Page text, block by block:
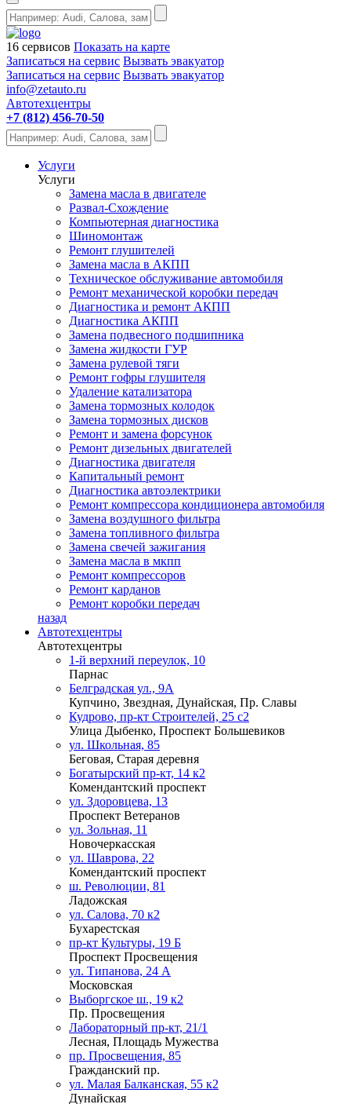
16 сервисов Показать на карте
Записаться на сервис Вызвать эвакуатор
Записаться на сервис Вызвать эвакуатор
info@zetauto.ru
Автотехцентры
+7 (812) 456-70-50
Услуги
Услуги
Замена масла в двигателе
Развал-Схождение
Компьютерная диагностика
Шиномонтаж
Ремонт глушителей
Замена масла в АКПП
Техническое обслуживание автомобиля
Ремонт механической коробки передач
Диагностика и ремонт АКПП
Диагностика АКПП
Замена подвесного подшипника
Замена жидкости ГУР
Замена рулевой тяги
Ремонт гофры глушителя
Удаление катализатора
Замена тормозных колодок
Замена тормозных дисков
Ремонт и замена форсунок
Ремонт дизельных двигателей
Диагностика двигателя
Капитальный ремонт
Диагностика автоэлектрики
Ремонт компрессора кондиционера автомобиля
Замена воздушного фильтра
Замена топливного фильтра
Замена свечей зажигания
Замена масла в мкпп
Ремонт компрессоров
Ремонт карданов
Ремонт коробки передач
назад
Автотехцентры
Автотехцентры
1-й верхний переулок, 10
Парнас
Белградская ул., 9А
Купчино, Звездная, Дунайская, Пр. Славы
Кудрово, пр-кт Строителей, 25 с2
Улица Дыбенко, Проспект Большевиков
ул. Школьная, 85
Беговая, Старая деревня
Богатырский пр-кт, 14 к2
Комендантский проспект
ул. Здоровцева, 13
Проспект Ветеранов
ул. Зольная, 11
Новочеркасская
ул. Шаврова, 22
Комендантский проспект
ш. Революции, 81
Ладожская
ул. Салова, 70 к2
Бухарестская
пр-кт Культуры, 19 Б
Проспект Просвещения
ул. Типанова, 24 А
Московская
Выборгское ш., 19 к2
Пр. Просвещения
Лабораторный пр-кт, 21/1
Лесная, Площадь Мужества
пр. Просвещения, 85
Гражданский пр.
ул. Малая Балканская, 55 к2
Дунайская